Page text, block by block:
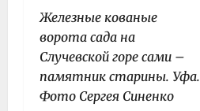
Железные кованые
ворота сада на
Случевской горе сами –
памятник старины. Уфа.
Фото Сергея Синенко